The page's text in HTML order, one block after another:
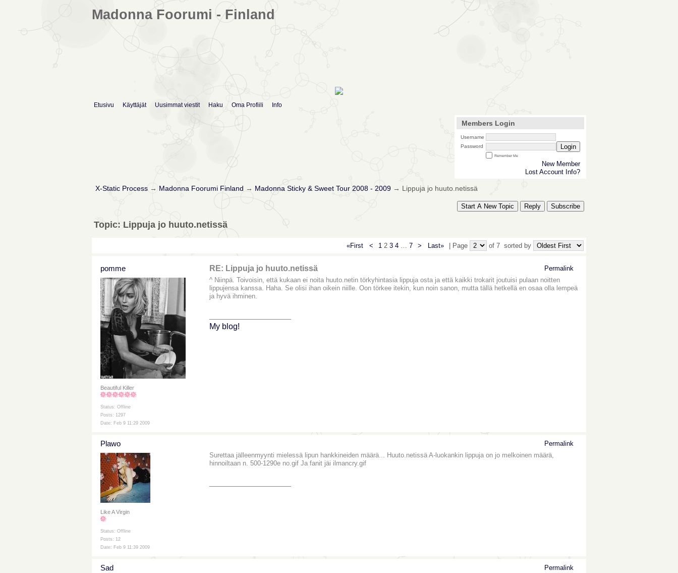
Madonna Foorumi - Finland
Etusivu Käyttäjät Uusimmat viestit Haku Oma Profiili Info
Members Login
Username
Password
Login
Remember Me
New Member
Lost Account Info?
X-Static Process→ Madonna Foorumi Finland → Madonna Sticky & Sweet Tour 2008 - 2009→ Lippuja jo huuto.netissä
Start A New Topic Reply Subscribe
Topic: Lippuja jo huuto.netissä
«First < 12 3 4… 7 > Last» | Page of 7 sorted by
pomme
Beautiful Killer
Status: Offline
Posts: 1297
Date: Feb 9 11:29 2009
RE: Lippuja jo huuto.netissä
Permalink
^ Niinpä. Toivoisin, että kukaan ei noita huuto.netin törkyhintasia lippuja osta ja että kaikki trokarit joutuisi pulaan noitten
lippujensa kanssa. Haha. Se olisi ihan oikein niille. Oon törkee itekin, kun noin sanon, mutta tällä hetkellä en osaa olla lempeä
ja hyvä ihminen.
My blog!
Plawo
Like A Virgin
Status: Offline
Posts: 12
Date: Feb 9 11:39 2009
Permalink
Surettaa jälleenmyynti mielessä lipun hankkineiden määrä... Huuto.netissä A-luokankin lippuja on jo melkoinen määrä,
hinnoiltaan n. 500-1290e no.gif Ja fanit jäi ilmancry.gif
Sad
Permalink